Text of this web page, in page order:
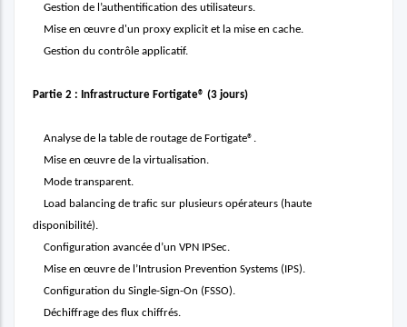
Gestion de l’authentification des utilisateurs.
Mise en œuvre d'un proxy explicit et la mise en cache.
Gestion du contrôle applicatif.
Partie 2 : Infrastructure Fortigate® (3 jours)
Analyse de la table de routage de Fortigate®.
Mise en œuvre de la virtualisation.
Mode transparent.
Load balancing de trafic sur plusieurs opérateurs (haute
disponibilité).
Configuration avancée d’un VPN IPSec.
Mise en œuvre de l’Intrusion Prevention Systems (IPS).
Configuration du Single-Sign-On (FSSO).
Déchiffrage des flux chiffrés.